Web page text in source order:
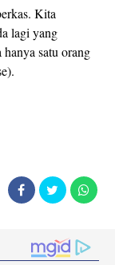
Kita
lagi yang
satu orang